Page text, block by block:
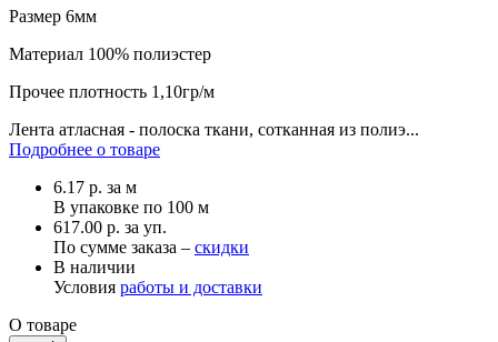
Размер 6мм
Материал 100% полиэстер
Прочее плотность 1,10гр/м
Лента атласная - полоска ткани, сотканная из полиэ...
Подробнее о товаре
6.17 р. за м
В упаковке по 100 м
617.00 р. за уп.
По сумме заказа – скидки
В наличии
Условия работы и доставки
О товаре